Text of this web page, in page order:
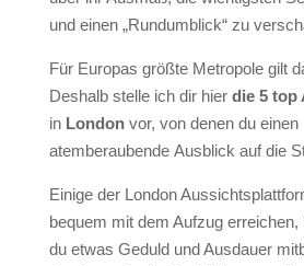
und einen „Rundumblick“zu
Für Europas größte Metropole gilt
Deshalb stelle ich dir hierdie 5 top
in Londonvor, von denen du einen
atemberaubende Ausblick aufdie
Einige der London
bequem mit dem Aufzug
du etwas Geduld und Ausdauer